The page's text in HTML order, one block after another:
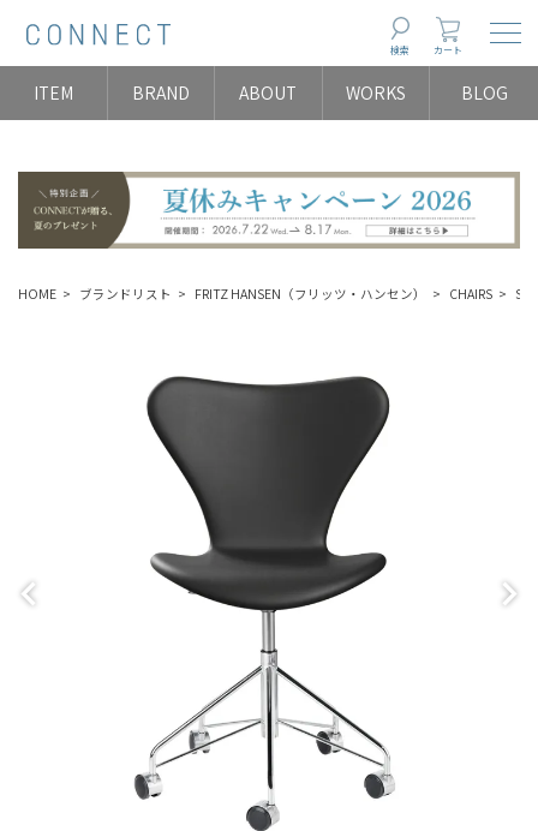
検索 カート
ITEM BRAND ABOUT WORKS BLOG
HOME ブランドリスト FRITZ HANSEN（フリッツ・ハンセン） CHAIRS